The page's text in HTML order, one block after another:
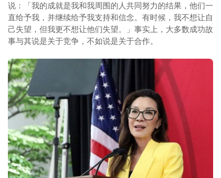
说：「我的成就是我和我周围的人共同努力的结果，他们一
直给予我，并继续给予我支持和信念。有时候，我不想让自
己失望，但我更不想让他们失望。」事实上，大多数成功故
事与其说是关于竞争，不如说是关于合作。